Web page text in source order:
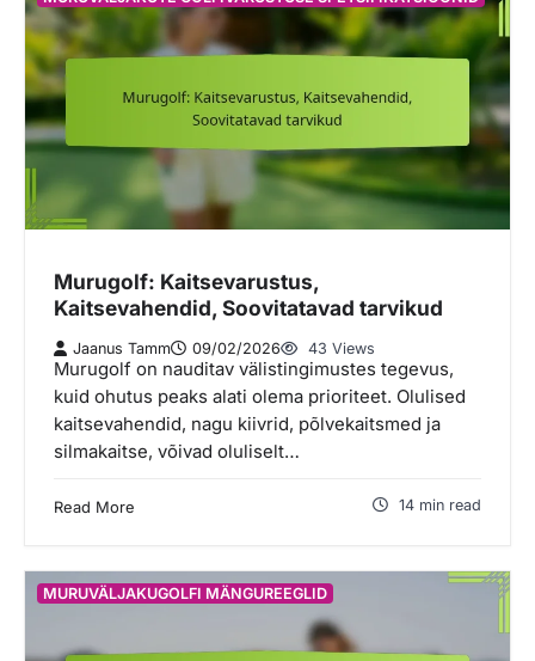
Murugolf: Kaitsevarustus,
Kaitsevahendid, Soovitatavad tarvikud
Jaanus Tamm 09/02/2026 43 Views
Murugolf on nauditav välistingimustes tegevus,
kuid ohutus peaks alati olema prioriteet. Olulised
kaitsevahendid, nagu kiivrid, põlvekaitsmed ja
silmakaitse, võivad oluliselt…
Read More 14 min read
MURUVÄLJAKUGOLFI MÄNGUREEGLID